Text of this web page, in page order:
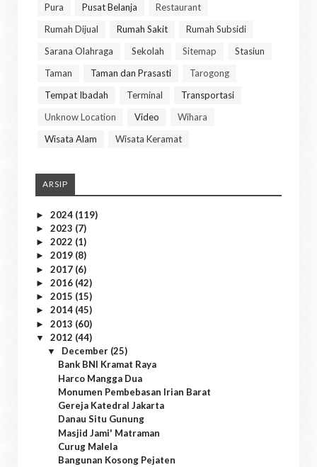
Pura
Pusat Belanja
Restaurant
Rumah Dijual
Rumah Sakit
Rumah Subsidi
Sarana Olahraga
Sekolah Sitemap
Stasiun
Taman
Taman dan Prasasti
Tarogong
Tempat Ibadah
Terminal
Transportasi
Unknow Location
Video
Wihara
Wisata Alam
Wisata Keramat
ARSIP
► 2024 (119)
► 2023 (7)
► 2022 (1)
► 2019 (8)
► 2017 (6)
► 2016 (42)
► 2015 (15)
► 2014 (45)
► 2013 (60)
▼ 2012 (44)
▼ December (25)
Bank BNI Kramat Raya
Harco Mangga Dua
Monumen Pembebasan Irian Barat
Gereja Katedral Jakarta
Danau Situ Gunung
Masjid Jami' Matraman
Curug Malela
Bangunan Kosong Pejaten